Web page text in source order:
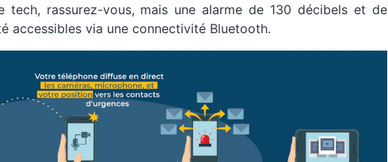
tech, rassurez-vous, mais une alarme de 130 décibels et de
accessibles via une connectivité Bluetooth.